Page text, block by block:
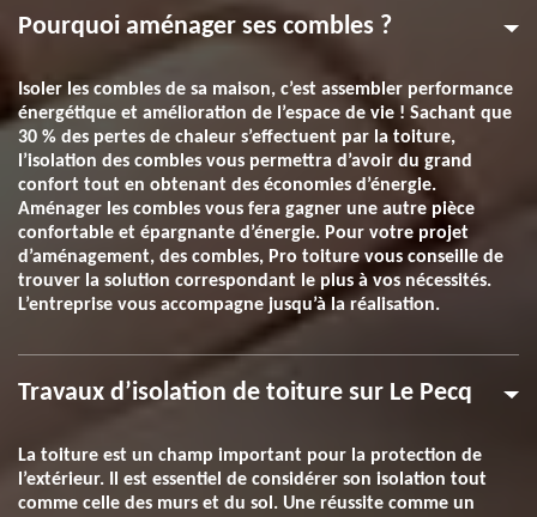
Pourquoi aménager ses combles ?
Isoler les combles de sa maison, c’est assembler performance
énergétique et amélioration de l’espace de vie ! Sachant que
30 % des pertes de chaleur s’effectuent par la toiture,
l’isolation des combles vous permettra d’avoir du grand
confort tout en obtenant des économies d’énergie.
Aménager les combles vous fera gagner une autre pièce
confortable et épargnante d’énergie. Pour votre projet
d’aménagement, des combles, Pro toiture vous conseille de
trouver la solution correspondant le plus à vos nécessités.
L’entreprise vous accompagne jusqu’à la réalisation.
Travaux d’isolation de toiture sur Le Pecq
La toiture est un champ important pour la protection de
l’extérieur. Il est essentiel de considérer son isolation tout
comme celle des murs et du sol. Une réussite comme un